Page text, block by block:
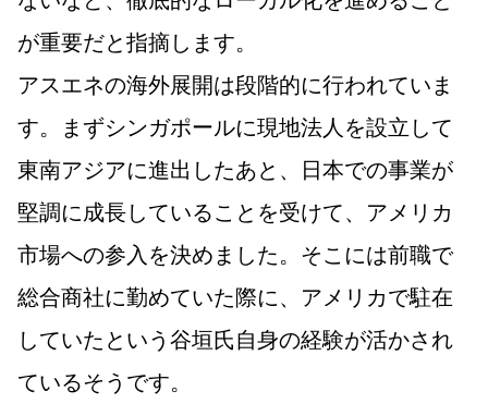
が重要だと指摘します。
アスエネの海外展開は段階的に行われていま
す。まずシンガポールに現地法人を設立して
東南アジアに進出したあと、日本での事業が
堅調に成長していることを受けて、アメリカ
市場への参入を決めました。そこには前職で
総合商社に勤めていた際に、アメリカで駐在
していたという谷垣氏自身の経験が活かされ
ているそうです。